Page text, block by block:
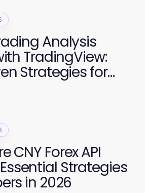
Analysis
TradingView:
Strategies for
Insights
CNY Forex API
Strategies
in 2026